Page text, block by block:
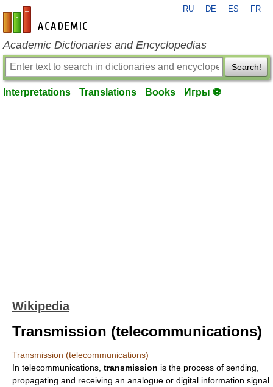
en-academic.com
RU DE ES FR
Academic Dictionaries and Encyclopedias
Search!
Interpretations Translations Books Игры ⚽
Wikipedia
Transmission (telecommunications)
Transmission (telecommunications)
In telecommunications, transmission is the process of sending,
propagating and receiving an analogue or digital information signal